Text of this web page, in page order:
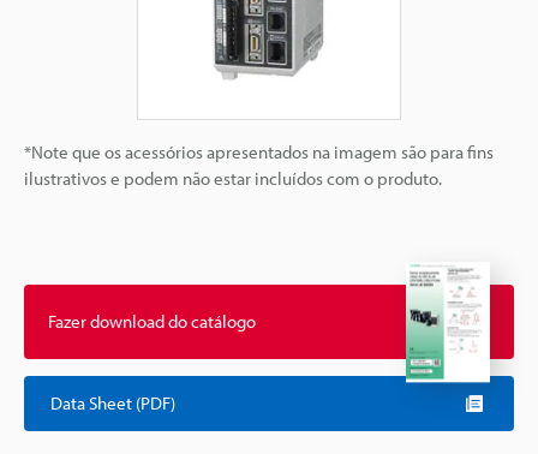
*Note que os acessórios apresentados na imagem são para fins
ilustrativos e podem não estar incluídos com o produto.
Fazer download do catálogo
Data Sheet (PDF)